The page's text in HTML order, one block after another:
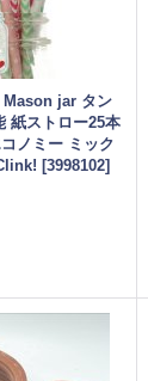
Mason jar タン
紙ストロー25本
ノミー ミック
[3998102]